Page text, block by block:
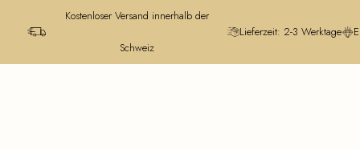
Kostenloser Versand innerhalb der
Schweiz
Lieferzeit: 2-3 Werktage